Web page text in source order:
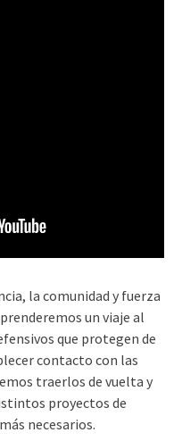
la comunidad y fuerza
un viaje al
que protegen de
contacto con las
traerlos de vuelta y
proyectos de
necesarios.